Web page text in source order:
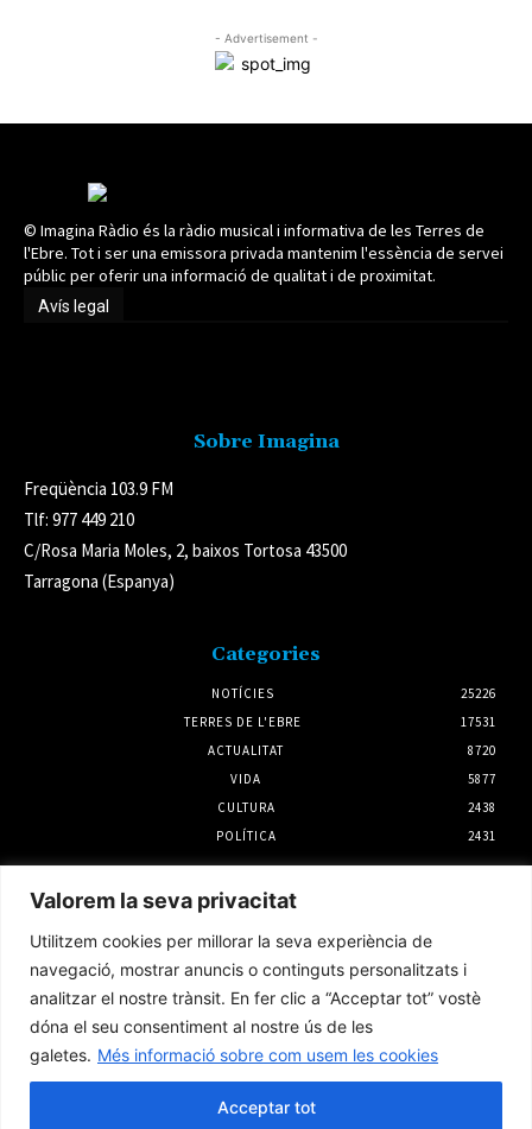
Valorem la seva privacitat
Utilitzem cookies per millorar la seva experiència de
navegació, mostrar anuncis o continguts personalitzats i
analitzar el nostre trànsit. En fer clic a “Acceptar tot” vostè
dóna el seu consentiment al nostre ús de les
galetes. Més informació sobre com usem les cookies
Acceptar tot
- Advertisement -
© Imagina Ràdio és la ràdio musical i informativa de les Terres de
l'Ebre. Tot i ser una emissora privada mantenim l'essència de servei
públic per oferir una informació de qualitat i de proximitat.
Avís legal
Sobre Imagina
Freqüència 103.9 FM
Tlf: 977 449 210
C/Rosa Maria Moles, 2, baixos Tortosa 43500
Tarragona (Espanya)
Categories
NOTÍCIES
25226
TERRES DE L'EBRE
17531
ACTUALITAT
8720
VIDA
5877
CULTURA
2438
POLÍTICA
2431
Notícies
La rehabilitació el primer semestre a la
demarcació de l’Ebre creix un 45%
4 agost 2026
Unió de Pagesos denuncia que Agricultura
no donarà ajudes pels efectes de la sequera
en l’ametlla de secà i la garrofa